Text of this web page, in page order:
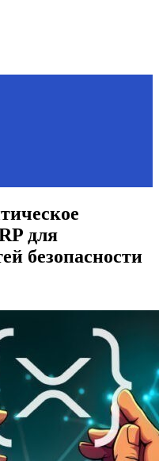
для
безопасности